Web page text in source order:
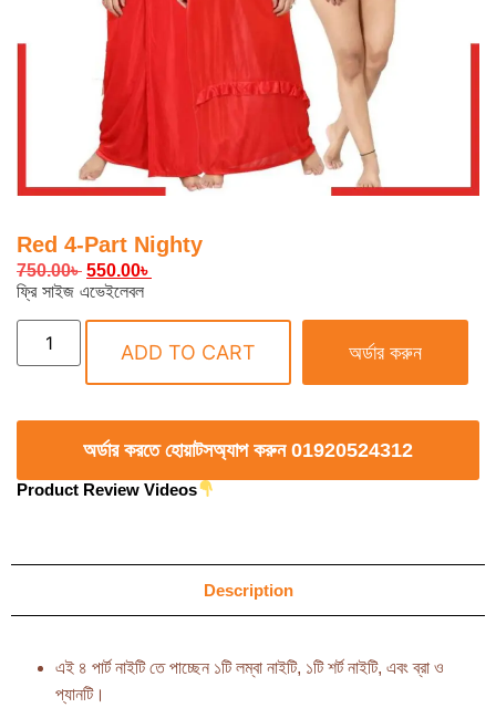
Red 4-Part Nighty
750.00৳ 550.00৳
ফ্রি সাইজ এভেইলেবল
ADD TO CART অর্ডার করুন
অর্ডার করতে হোয়াটসঅ্যাপ করুন 01920524312
Product Review Videos
Description
এই ৪ পার্ট নাইটি তে পাচ্ছেন ১টি লম্বা নাইটি, ১টি শর্ট নাইটি, এবং ব্রা ও
প্যানটি।